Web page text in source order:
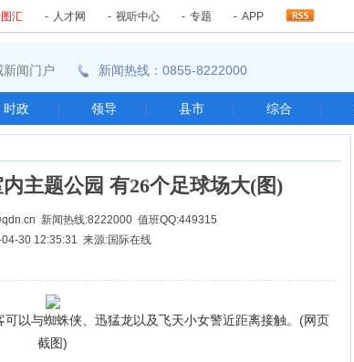
汇 - 人才网 - 视听中心 - 专题 - APP
闻门户 新闻热线：0855-8222000
时政 | 领导 | 县市 | 综合 |
主题公园 有26个足球场大(图)
新闻热线:8222000 值班QQ:449315
30 12:35:31 来源:国际在线
以与蜘蛛侠、迅猛龙以及飞天小女警近距离接触。(网页
截图)